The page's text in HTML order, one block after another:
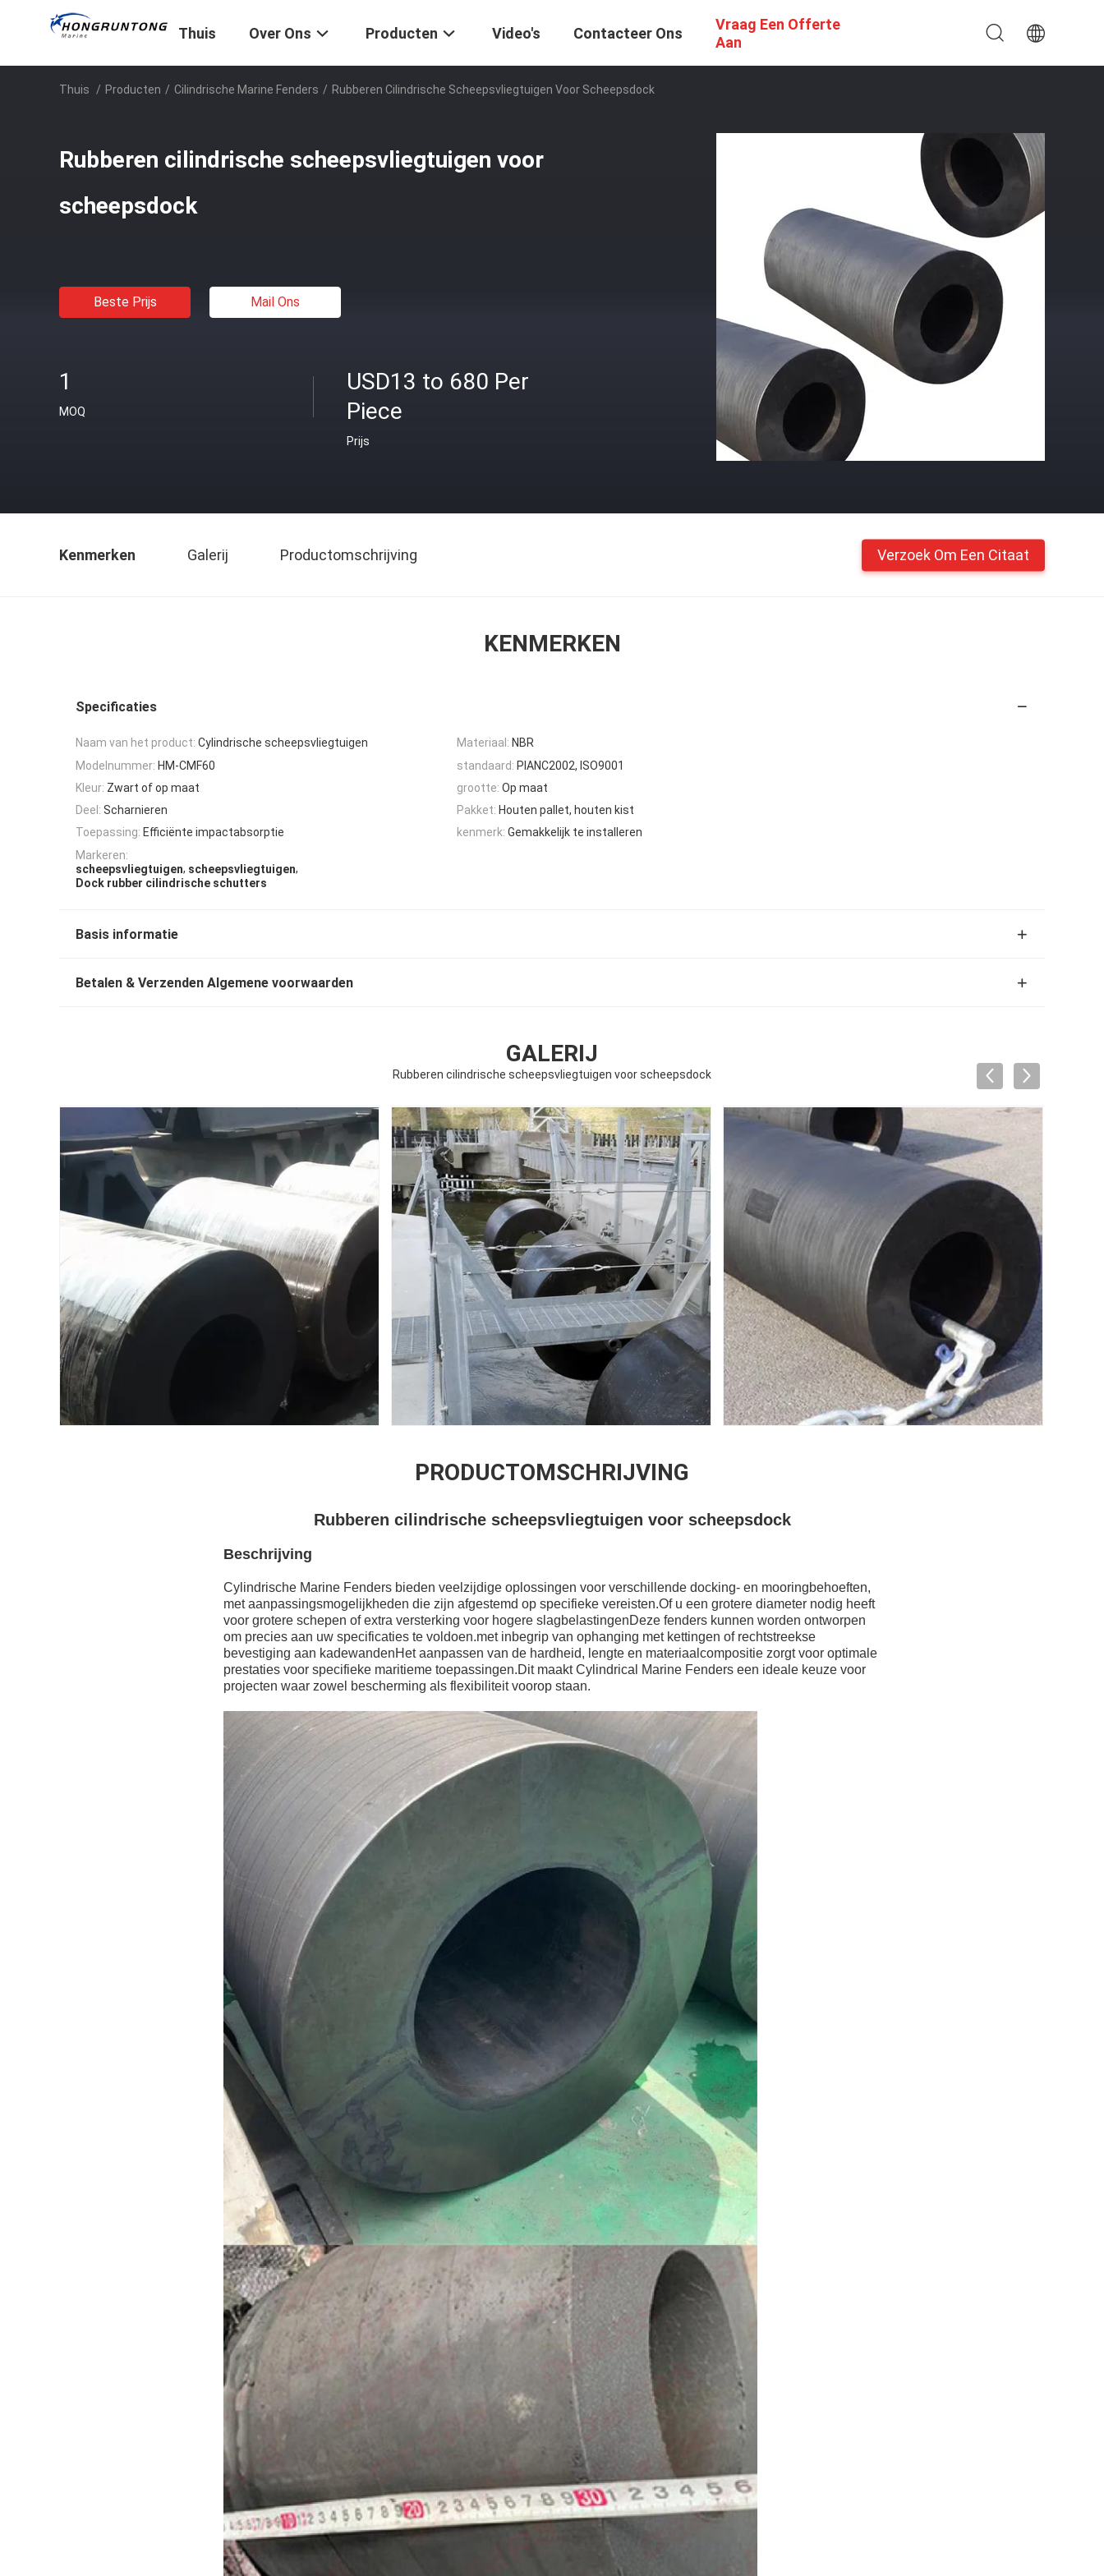
Thuis Over Ons Producten Video's Contacteer Ons
Vraag Een Offerte
Aan
Thuis / Producten / Cilindrische Marine Fenders / Rubberen Cilindrische Scheepsvliegtuigen Voor Scheepsdock
Rubberen cilindrische scheepsvliegtuigen voor
scheepsdock
Beste Prijs Mail Ons
1
MOQ
USD13 to 680 Per
Piece
Prijs
Kenmerken Galerij Productomschrijving Verzoek Om Een Citaat
KENMERKEN
Specificaties
Naam van het product: Cylindrische scheepsvliegtuigen Materiaal: NBR
Modelnummer: HM-CMF60 standaard: PIANC2002, ISO9001
Kleur: Zwart of op maat grootte: Op maat
Deel: Scharnieren Pakket: Houten pallet, houten kist
Toepassing: Efficiënte impactabsorptie kenmerk: Gemakkelijk te installeren
Markeren:
scheepsvliegtuigen, scheepsvliegtuigen,
Dock rubber cilindrische schutters
Basis informatie
Betalen & Verzenden Algemene voorwaarden
GALERIJ
Rubberen cilindrische scheepsvliegtuigen voor scheepsdock
PRODUCTOMSCHRIJVING
Rubberen cilindrische scheepsvliegtuigen voor scheepsdock
Beschrijving
Cylindrische Marine Fenders bieden veelzijdige oplossingen voor verschillende docking- en mooringbehoeften,
met aanpassingsmogelijkheden die zijn afgestemd op specifieke vereisten.Of u een grotere diameter nodig heeft
voor grotere schepen of extra versterking voor hogere slagbelastingenDeze fenders kunnen worden ontworpen
om precies aan uw specificaties te voldoen.met inbegrip van ophanging met kettingen of rechtstreekse
bevestiging aan kadewandenHet aanpassen van de hardheid, lengte en materiaalcompositie zorgt voor optimale
prestaties voor specifieke maritieme toepassingen.Dit maakt Cylindrical Marine Fenders een ideale keuze voor
projecten waar zowel bescherming als flexibiliteit voorop staan.